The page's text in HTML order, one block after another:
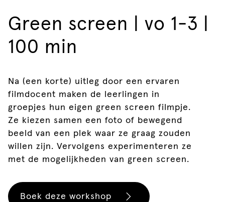
Green screen | vo 1-3 |
100 min
Na (een korte) uitleg door een ervaren
filmdocent maken de leerlingen in
groepjes hun eigen green screen filmpje.
Ze kiezen samen een foto of bewegend
beeld van een plek waar ze graag zouden
willen zijn. Vervolgens experimenteren ze
met de mogelijkheden van green screen.
Boek deze workshop